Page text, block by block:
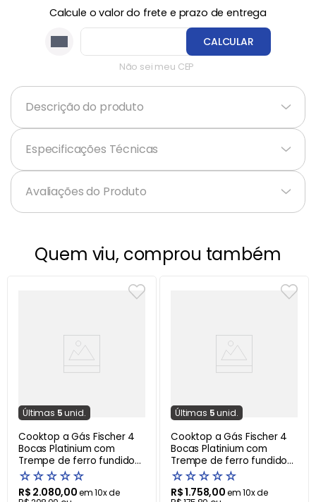
Calcule o valor do frete e prazo de entrega
Não sei meu CEP
CALCULAR
Descrição do produto +
Especificações Técnicas +
Avaliações do Produto
Quem viu, comprou também
Últimas 5 unid.
Cooktop a Gás Fischer 4
Bocas Platinium com
Trempe de ferro fundido
Mesa Aço Bivolt – 20874
☆☆☆☆☆
R$ 2.080,00em10x de
Últimas 5 unid.
Cooktop a Gás Fischer 4
Bocas Platinium com
Trempe de ferro fundido
Mesa Vidro
☆☆☆☆☆
R$1.758,00em10x de